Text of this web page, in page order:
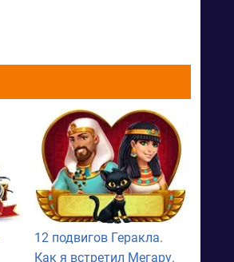
12 подвигов Геракла.
Как я встретил Мегару.